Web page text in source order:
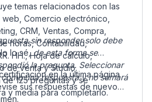
temas relacionados con las
Comercio electrónico,
CRM, Ventas, Compra,
horas, Contabilidad,
HH., Hoja de cálculo,
de venta y Studio.
de 125 preguntas y se
y media para completarlo.
sin responder solo debe
lo sé, de esta forma se
la pregunta. Seleccionar
una respuesta y no sumará
en la última página
sus respuestas de nuevo